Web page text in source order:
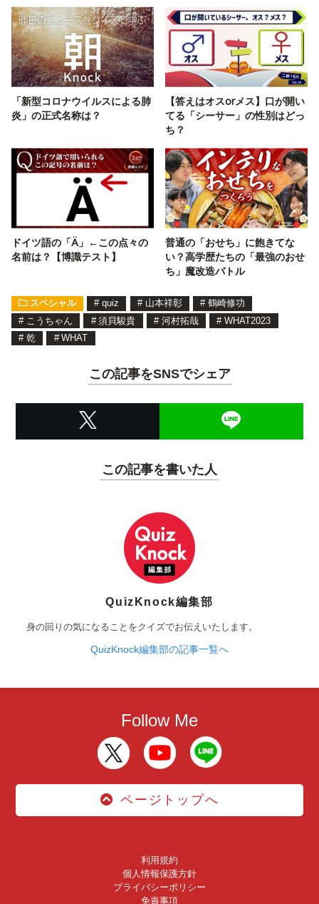
「新型コロナウイルスによる肺
炎」の正式名称は？
【答えはオスorメス】口が開い
てる「シーサー」の性別はどっ
ち？
ドイツ語の「Ä」←この点々の
名前は？【博識テスト】
普通の「おせち」に飽きてな
い？高学歴たちの「最強のおせ
ち」魔改造バトル
スペシャル # quiz # 山本祥彰 # 鶴崎修功
# こうちゃん # 須貝駿貴 # 河村拓哉 # WHAT2023
# 乾 # WHAT
この記事をSNSでシェア
この記事を書いた人
QuizKnock編集部
身の回りの気になることをクイズでお伝えいたします。
QuizKnock編集部の記事一覧へ
Follow Me
ページトップへ
利用規約
個人情報保護方針
プライバシーポリシー
免責事項